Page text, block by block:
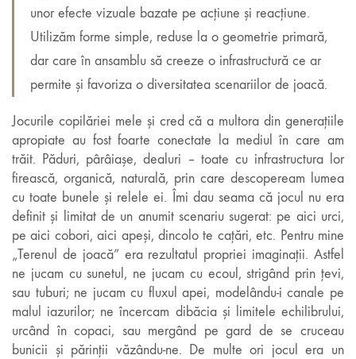
unor efecte vizuale bazate pe acțiune și reacțiune.
Utilizăm forme simple, reduse la o geometrie primară,
dar care în ansamblu să creeze o infrastructură ce ar
permite și favoriza o diversitatea scenariilor de joacă.
Jocurile copilăriei mele și cred că a multora din generațiile
apropiate au fost foarte conectate la mediul în care am
trăit. Păduri, pârâiașe, dealuri – toate cu infrastructura lor
firească, organică, naturală, prin care descopeream lumea
cu toate bunele și relele ei. Îmi dau seama că jocul nu era
definit și limitat de un anumit scenariu sugerat: pe aici urci,
pe aici cobori, aici apeși, dincolo te cațări, etc. Pentru mine
„Terenul de joacă” era rezultatul propriei imaginații. Astfel
ne jucam cu sunetul, ne jucam cu ecoul, strigând prin țevi,
sau tuburi; ne jucam cu fluxul apei, modelându-i canale pe
malul iazurilor; ne încercam dibăcia și limitele echilibrului,
urcând în copaci, sau mergând pe gard de se cruceau
bunicii și părinții văzându-ne. De multe ori jocul era un